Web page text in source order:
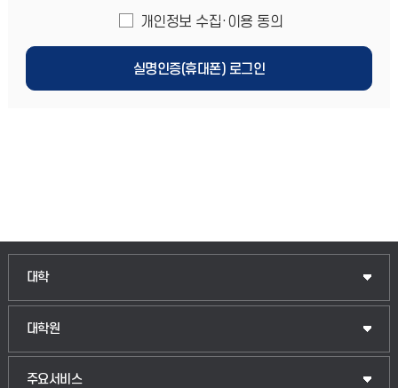
개인정보 수집·이용 동의
실명인증(휴대폰) 로그인
대학
인문융합공공인재학부
법경영학부
대학원
일반대학원
산업대학원
주요서비스
입학안내